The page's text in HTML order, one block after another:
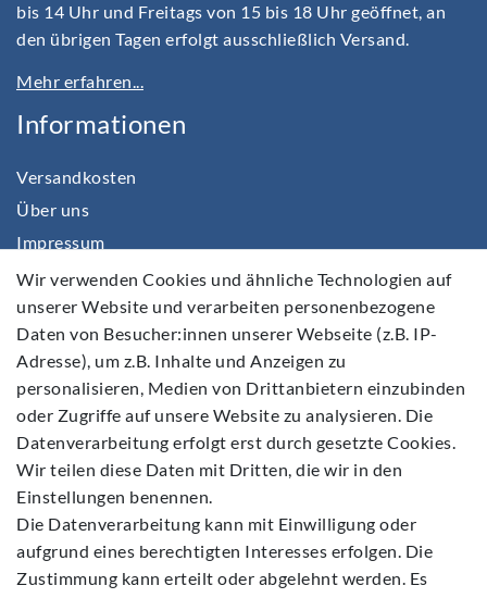
bis 14 Uhr und Freitags von 15 bis 18 Uhr geöffnet, an
den übrigen Tagen erfolgt ausschließlich Versand.
Mehr erfahren...
Informationen
Versandkosten
Über uns
Impressum
Daten­schutz­erklärung
AGB
Barrierefreiheitserklärung
Widerrufs­recht
Kontakt
Vertrag widerrufen
Folgen Sie Uns
Wir verwenden Cookies und ähnliche Technologien auf
unserer Website und verarbeiten personenbezogene
Daten von Besucher:innen unserer Webseite (z.B. IP-
Adresse), um z.B. Inhalte und Anzeigen zu
personalisieren, Medien von Drittanbietern einzubinden
oder Zugriffe auf unsere Website zu analysieren. Die
Datenverarbeitung erfolgt erst durch gesetzte Cookies.
Wir teilen diese Daten mit Dritten, die wir in den
Einstellungen benennen.
Die Datenverarbeitung kann mit Einwilligung oder
aufgrund eines berechtigten Interesses erfolgen. Die
Zustimmung kann erteilt oder abgelehnt werden. Es